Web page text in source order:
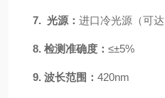
7. 光源： 进口冷光源（可达
8. 检测准确度： ≤±5%
9. 波长范围： 420nm